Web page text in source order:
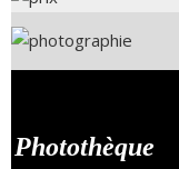
Photothèque